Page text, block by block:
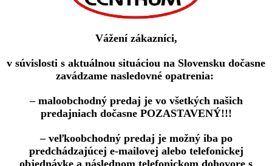
Vážení zákazníci,
v súvislosti s aktuálnou situáciou na Slovensku dočasne
zavádzame nasledovné opatrenia:
– maloobchodný predaj je vo všetkých našich
predajniach dočasne POZASTAVENÝ!!!
– veľkoobchodný predaj je možný iba po
predchádzajúcej e-mailovej alebo telefonickej